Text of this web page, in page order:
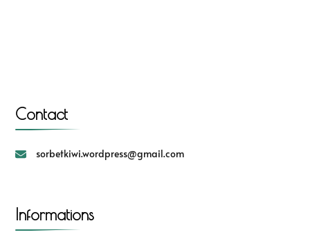
Contact
sorbetkiwi.wordpress@gmail.com
Informations